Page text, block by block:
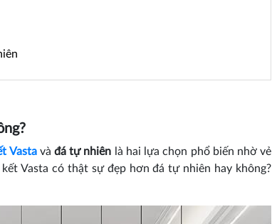
Vastavàđá tự nhiên là hai lựa chọn phổ biến nhờ vẻ
Vasta có thật sự đẹp hơn đá tự nhiên hay không?